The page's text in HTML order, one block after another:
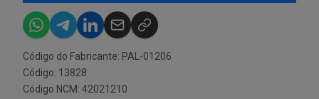
Código do Fabricante: PAL-01206
Código: 13828
Código NCM: 42021210